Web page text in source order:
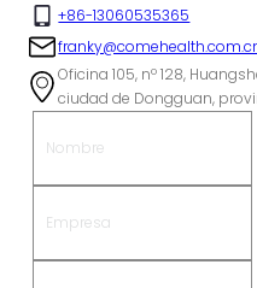
+86-13060535365
Oficina 105, nº 128,
ciudad de Dongguan,